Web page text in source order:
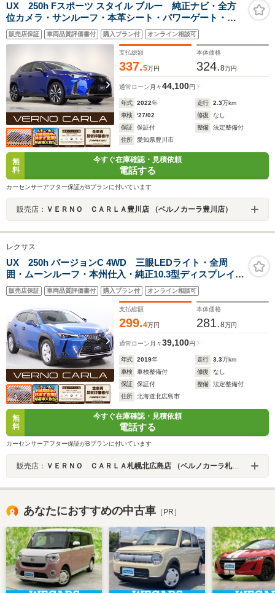
UX 250h Fスポーツ スタイル ブルー 純正ナビ・全方
位カメラ・サンルーフ・本革シート・パワーゲート・レ
クサスセーフティシステム・障害物センサー・パワーシ
ート・シートヒーター/クーラー・純正AW・フルセグ
TV・CD/DVD再生・ETC・ドラレコ
販売店保証 車両品質評価書付 購入プラン付 オンライン相談可
支払総額
337.5万円
本体価格
324.8万円
通常ローン 月々44,100円
年式 2022年 走行 2.3万km
車検
'27/02 修復
なし
保証
保証付 整備
法定整備付
住所
愛知県豊川市
無
料
今すぐ在庫確認・見積依頼
電話する
カーセンサーアフター保証がBプランに付いています
販売店： ＶＥＲＮＯ ＣＡＲＬＡ豊川店 （ベルノカーラ豊川店）
レクサス
UX 250h バージョンC 4WD 三眼LEDライト・全周
囲・ムーンルーフ・本州仕入・純正10.3型ディスプレイナ
ビ・電動シート・BSM・ヘッドアップディスプレイ・電
動リアゲート・シート&ステアリングヒーター・純正
AW・CD/DVD・ETC・ドラレコ
販売店保証 車両品質評価書付 購入プラン付 オンライン相談可
支払総額
299.4万円
本体価格
281.8万円
通常ローン 月々39,100円
年式 2019年 走行 3.3万km
車検
車検整備付 修復
なし
保証
保証付 整備
法定整備付
住所
北海道北広島市
無
料
今すぐ在庫確認・見積依頼
電話する
カーセンサーアフター保証がBプランに付いています
販売店： ＶＥＲＮＯ ＣＡＲＬＡ札幌北広島店 （ベルノカーラ札幌北広島店）
あなたにおすすめの中古車 ［PR］